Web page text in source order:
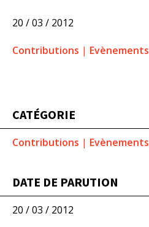
20 / 03 / 2012
Contributions | Evènements
CATÉGORIE
Contributions | Evènements
DATE DE PARUTION
20 / 03 / 2012